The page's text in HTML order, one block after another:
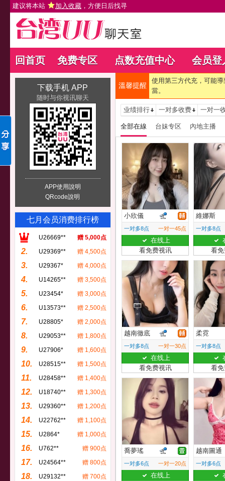
建议将本站 加入收藏 ，方便日后找寻
回首页 免费专区 点数充值中心 会员登
下载手机 APP
随时与你视讯聊天
APP使用說明
QRcode說明
七月会员消费排行榜
U26669** 赠 5,000点
2. U29369** 赠 4,500点
3. U29367* 赠 4,000点
4. U14265** 赠 3,500点
5. U23454* 赠 3,000点
6. U13573** 赠 2,500点
7. U28805* 赠 2,000点
8. U29053** 赠 1,800点
9. U27906* 赠 1,600点
10. U28515** 赠 1,500点
11. U28458** 赠 1,400点
12. U18740** 赠 1,300点
13. U29360** 赠 1,200点
14. U22762** 赠 1,100点
15. U2864* 赠 1,000点
16. U762** 赠 900点
17. U24564** 赠 800点
18. U29132** 赠 700点
溫馨提醒
使用第三方代充，可能
當。
业绩排行 一对多收费 一对一
全部在線 台妹专区 內地主播
小欣儀
一对多8点 一对一45点
在线上
看免费视讯
維娜斯
一对多8点
看
越南徹底
一对多8点 一对一30点
在线上
看免费视讯
柔霓
一对多8点
看
喬夢瑤
一对多6点 一对一20点
在线上
越南圖通
一对多6点